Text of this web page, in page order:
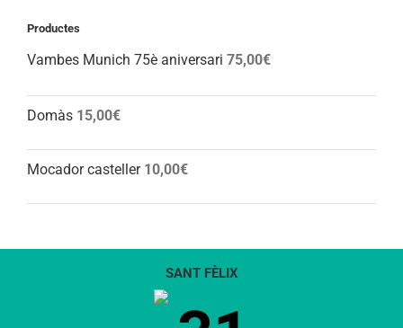
Productes
Vambes Munich 75è aniversari 75,00€
Domàs 15,00€
Mocador casteller 10,00€
SANT FÈLIX